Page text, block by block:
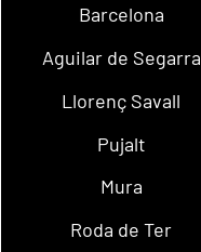
Barcelona
Aguilar de Segarra
Llorenç Savall
Pujalt
Mura
Roda de Ter